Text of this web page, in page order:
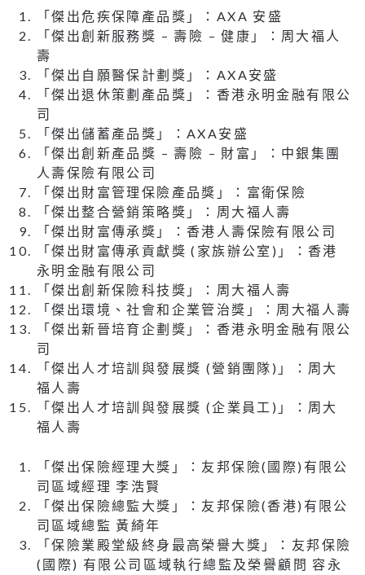
「傑出危疾保障產品獎」：AXA 安盛
「傑出創新服務獎 – 壽險 – 健康」：周大福人
壽
「傑出自願醫保計劃獎」：AXA安盛
「傑出退休策劃產品獎」：香港永明金融有限公
司
「傑出儲蓄產品獎」：AXA安盛
「傑出創新產品獎 – 壽險 – 財富」：中銀集團
人壽保險有限公司
「傑出財富管理保險產品獎」：富衛保險
「傑出整合營銷策略獎」：周大福人壽
「傑出財富傳承獎」：香港人壽保險有限公司
「傑出財富傳承貢獻獎 (家族辦公室)」：香港
永明金融有限公司
「傑出創新保險科技獎」：周大福人壽
「傑出環境、社會和企業管治獎」：周大福人壽
「傑出新晉培育企劃獎」：香港永明金融有限公
司
「傑出人才培訓與發展獎 (營銷團隊)」：周大
福人壽
「傑出人才培訓與發展獎 (企業員工)」：周大
福人壽
「傑出保險經理大獎」：友邦保險(國際)有限公
司區域經理 李浩賢
「傑出保險總監大獎」：友邦保險(香港)有限公
司區域總監 黃綺年
「保險業殿堂級終身最高榮譽大獎」：友邦保險
(國際) 有限公司區域執行總監及榮譽顧問 容永